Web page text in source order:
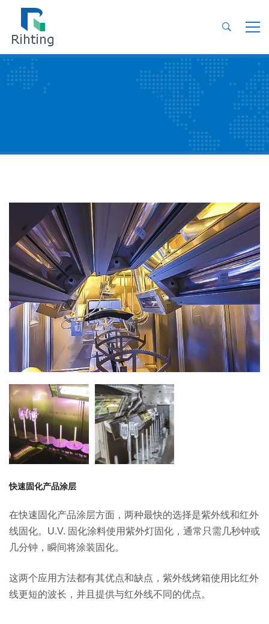
U.V. 超紫外线干燥炉
快速固化产品涂层
在快速固化产品涂层方面，两种最快的选择是紫外线和红外
线固化。 U.V. 固化涂料使用紫外灯固化，通常只需几秒钟或
几分钟，瞬间将涂装固化。
这两个应用方法都有其优点和缺点，紫外线烤箱使用比红外
线更短的波长，并且提供与红外线不同的优点。